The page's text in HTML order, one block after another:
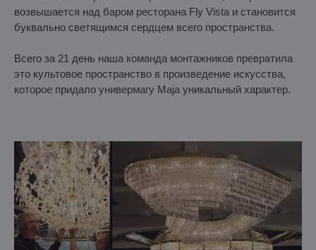
возвышается над баром ресторана Fly Vista и становится
буквально светящимся сердцем всего пространства.
Всего за 21 день наша команда монтажников превратила
это культовое пространство в произведение искусства,
которое придало универмагу Maja уникальный характер.